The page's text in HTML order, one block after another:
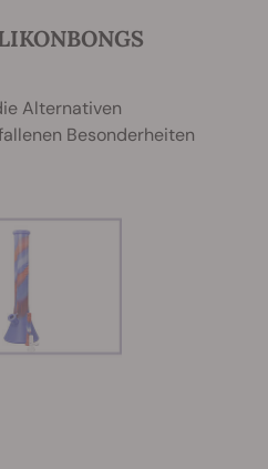
Alternativen
Besonderheiten